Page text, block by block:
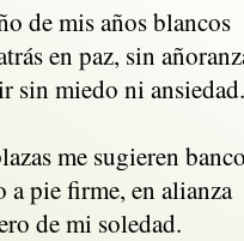
de mis años blancos
en paz, sin
sin miedo ni ansiedad.
me sugieren
a pie firme, en alianza
de mi soledad.